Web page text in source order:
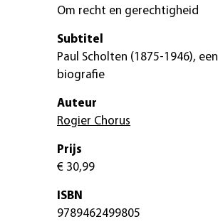
Om recht en gerechtigheid
Subtitel
Paul Scholten (1875-1946), een
biografie
Auteur
Rogier Chorus
Prijs
€ 30,99
ISBN
9789462499805